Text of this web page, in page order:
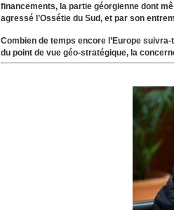
financements, la partie géorgienne dont
agressé l’Ossétie du Sud, et par son
Combien de temps encore l’Europe
du point de vue géo-stratégique, la